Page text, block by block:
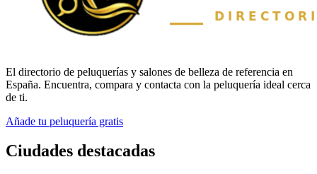
El directorio de peluquerías y salones de belleza de referencia en
España. Encuentra, compara y contacta con la peluquería ideal cerca
de ti.
Añade tu peluquería gratis
Ciudades destacadas